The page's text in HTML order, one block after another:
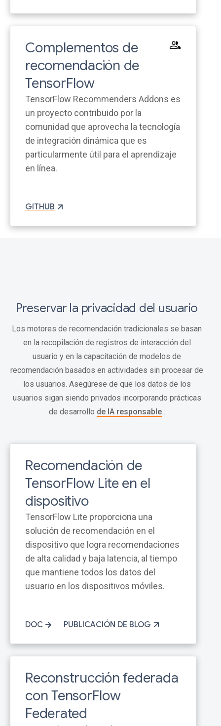
Complementos de
recomendación de
TensorFlow
TensorFlow Recommenders Addons es
un proyecto contribuido por la
comunidad que aprovecha la tecnología
de integración dinámica que es
particularmente útil para el aprendizaje
en línea.
GITHUB
Preservar la privacidad del usuario
Los motores de recomendación tradicionales se basan
en la recopilación de registros de interacción del
usuario y en la capacitación de modelos de
recomendación basados ​​en actividades sin procesar de
los usuarios. Asegúrese de que los datos de los
usuarios sigan siendo privados incorporando prácticas
de desarrollo de IA responsable.
Recomendación de
TensorFlow Lite en el
dispositivo
TensorFlow Lite proporciona una
solución de recomendación en el
dispositivo que logra recomendaciones
de alta calidad y baja latencia, al tiempo
que mantiene todos los datos del
usuario en los dispositivos móviles.
DOC PUBLICACIÓN DE BLOG
Reconstrucción federada
con TensorFlow
Federated